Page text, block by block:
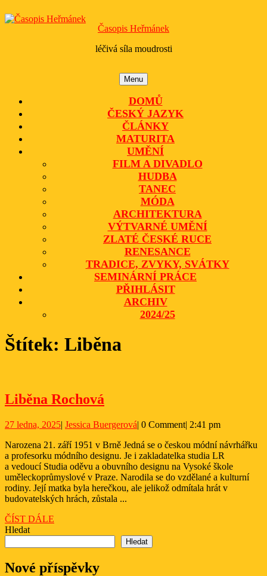
to
Časopis Heřmánek
léčivá síla moudrosti
MenuMenu
DOMŮ
ČESKÝ JAZYK
ČLÁNKY
MATURITA
UMĚNÍ
FILM A DIVADLO
HUDBA
TANEC
MÓDA
ARCHITEKTURA
VÝTVARNÉ UMĚNÍ
ZLATÉ ČESKÉ RUCE
RENESANCE
TRADICE, ZVYKY, SVÁTKY
SEMINÁRNÍ PRÁCE
PŘIHLÁSIT
ARCHIV
2024/25
Štítek: Liběna
Liběna Rochová
27 ledna, 202527
2025
| Jessica BuergerováJessica
| 0 Comment| 2:41 pm
Narozena 21. září 1951 v Brně Jedná se o českou módní návrhářku
a profesorku módního designu. Je i zakladatelka studia LR
a vedoucí Studia oděvu a obuvního designu na Vysoké škole
uměleckoprůmyslové v Praze. Narodila se do vzdělané a kulturní
rodiny. Její matka byla herečkou, ale jelikož odmítala hrát v
budovatelských hrách, zůstala ...
ČÍST DÁLE
Hledat
Hledat
Nové příspěvky